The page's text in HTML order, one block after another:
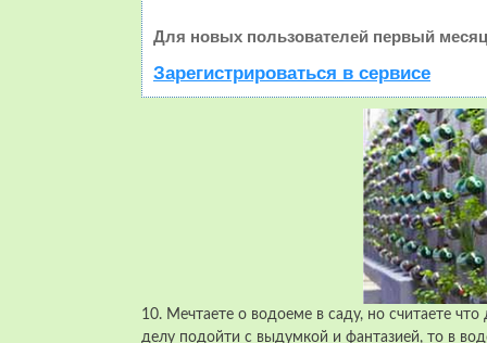
Для новых пользователей первый
Зарегистрироваться в сервисе
10. Мечтаете о водоеме в саду, но считаете
делу подойти с выдумкой и фантазией, то в